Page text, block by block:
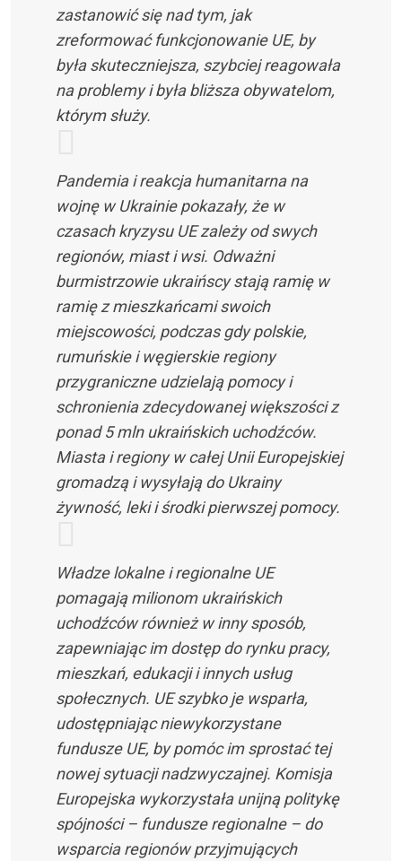
zastanowić się nad tym, jak
zreformować funkcjonowanie UE, by
była skuteczniejsza, szybciej reagowała
na problemy i była bliższa obywatelom,
którym służy.
Pandemia i reakcja humanitarna na
wojnę w Ukrainie pokazały, że w
czasach kryzysu UE zależy od swych
regionów, miast i wsi. Odważni
burmistrzowie ukraińscy stają ramię w
ramię z mieszkańcami swoich
miejscowości, podczas gdy polskie,
rumuńskie i węgierskie regiony
przygraniczne udzielają pomocy i
schronienia zdecydowanej większości z
ponad 5 mln ukraińskich uchodźców.
Miasta i regiony w całej Unii Europejskiej
gromadzą i wysyłają do Ukrainy
żywność, leki i środki pierwszej pomocy.
Władze lokalne i regionalne UE
pomagają milionom ukraińskich
uchodźców również w inny sposób,
zapewniając im dostęp do rynku pracy,
mieszkań, edukacji i innych usług
społecznych. UE szybko je wsparła,
udostępniając niewykorzystane
fundusze UE, by pomóc im sprostać tej
nowej sytuacji nadzwyczajnej. Komisja
Europejska wykorzystała unijną politykę
spójności – fundusze regionalne – do
wsparcia regionów przyjmujących